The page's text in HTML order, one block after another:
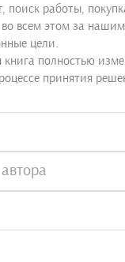
поиск работы,
всем этом за
цели.
книга полностью
принятия